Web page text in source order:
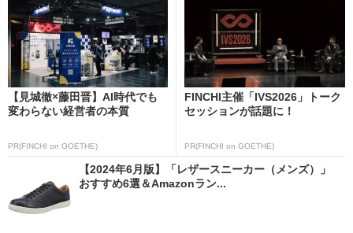
【見城徹×藤田晋】AI時代でも
変わらない経営者の本質
PR(FINCHI on GOETHE)
FINCHI主催「IVS2026」トーク
セッションが話題に！
PR(FINCHI on GOETHE)
【2024年6月版】「レザースニーカー（メンズ）」
おすすめ6選＆Amazonラン...